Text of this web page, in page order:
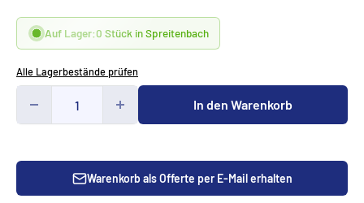
Auf Lager:0 Stück in Spreitenbach
Alle Lagerbestände prüfen
In den Warenkorb
Warenkorb als Offerte per E-Mail erhalten